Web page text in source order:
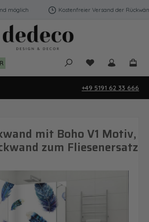
Kostenfreier Versand der
Du hast 0
+49 5191 62 33 666
mit Boho V1 Motiv,
zum Fliesenersatz